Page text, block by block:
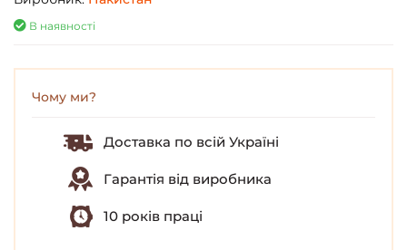
В наявності
Чому ми?
Доставка по всій Україні
Гарантія від виробника
10 років праці